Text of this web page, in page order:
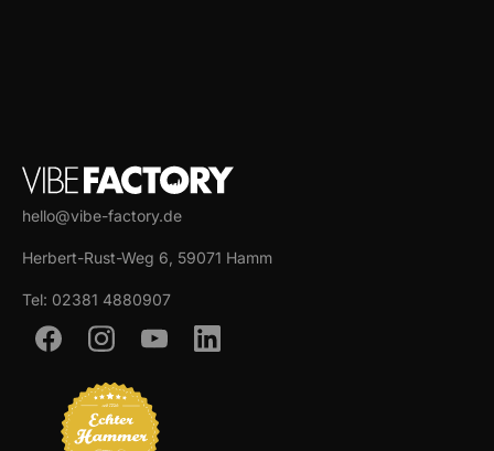
hello@vibe-factory.de
Herbert-Rust-Weg 6, 59071 Hamm
Tel: 02381 4880907